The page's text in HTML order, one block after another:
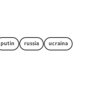
putin russia ucraina